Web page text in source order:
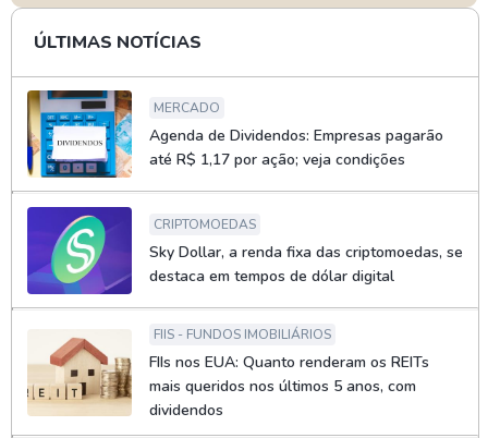
ÚLTIMAS NOTÍCIAS
MERCADO
Agenda de Dividendos: Empresas pagarão
até R$ 1,17 por ação; veja condições
CRIPTOMOEDAS
Sky Dollar, a renda fixa das criptomoedas, se
destaca em tempos de dólar digital
FIIS - FUNDOS IMOBILIÁRIOS
FIIs nos EUA: Quanto renderam os REITs
mais queridos nos últimos 5 anos, com
dividendos